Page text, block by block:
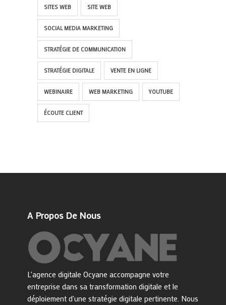
SITES WEB SITE WEB
SOCIAL MEDIA MARKETING
STRATÉGIE DE COMMUNICATION
STRATÉGIE DIGITALE VENTE EN LIGNE
WEBINAIRE WEB MARKETING YOUTUBE
ÉCOUTE CLIENT
A Propos De Nous
L'agence digitale Ocyane accompagne votre
entreprise dans sa transformation digitale et le
déploiement d'une stratégie digitale pertinente. Nous